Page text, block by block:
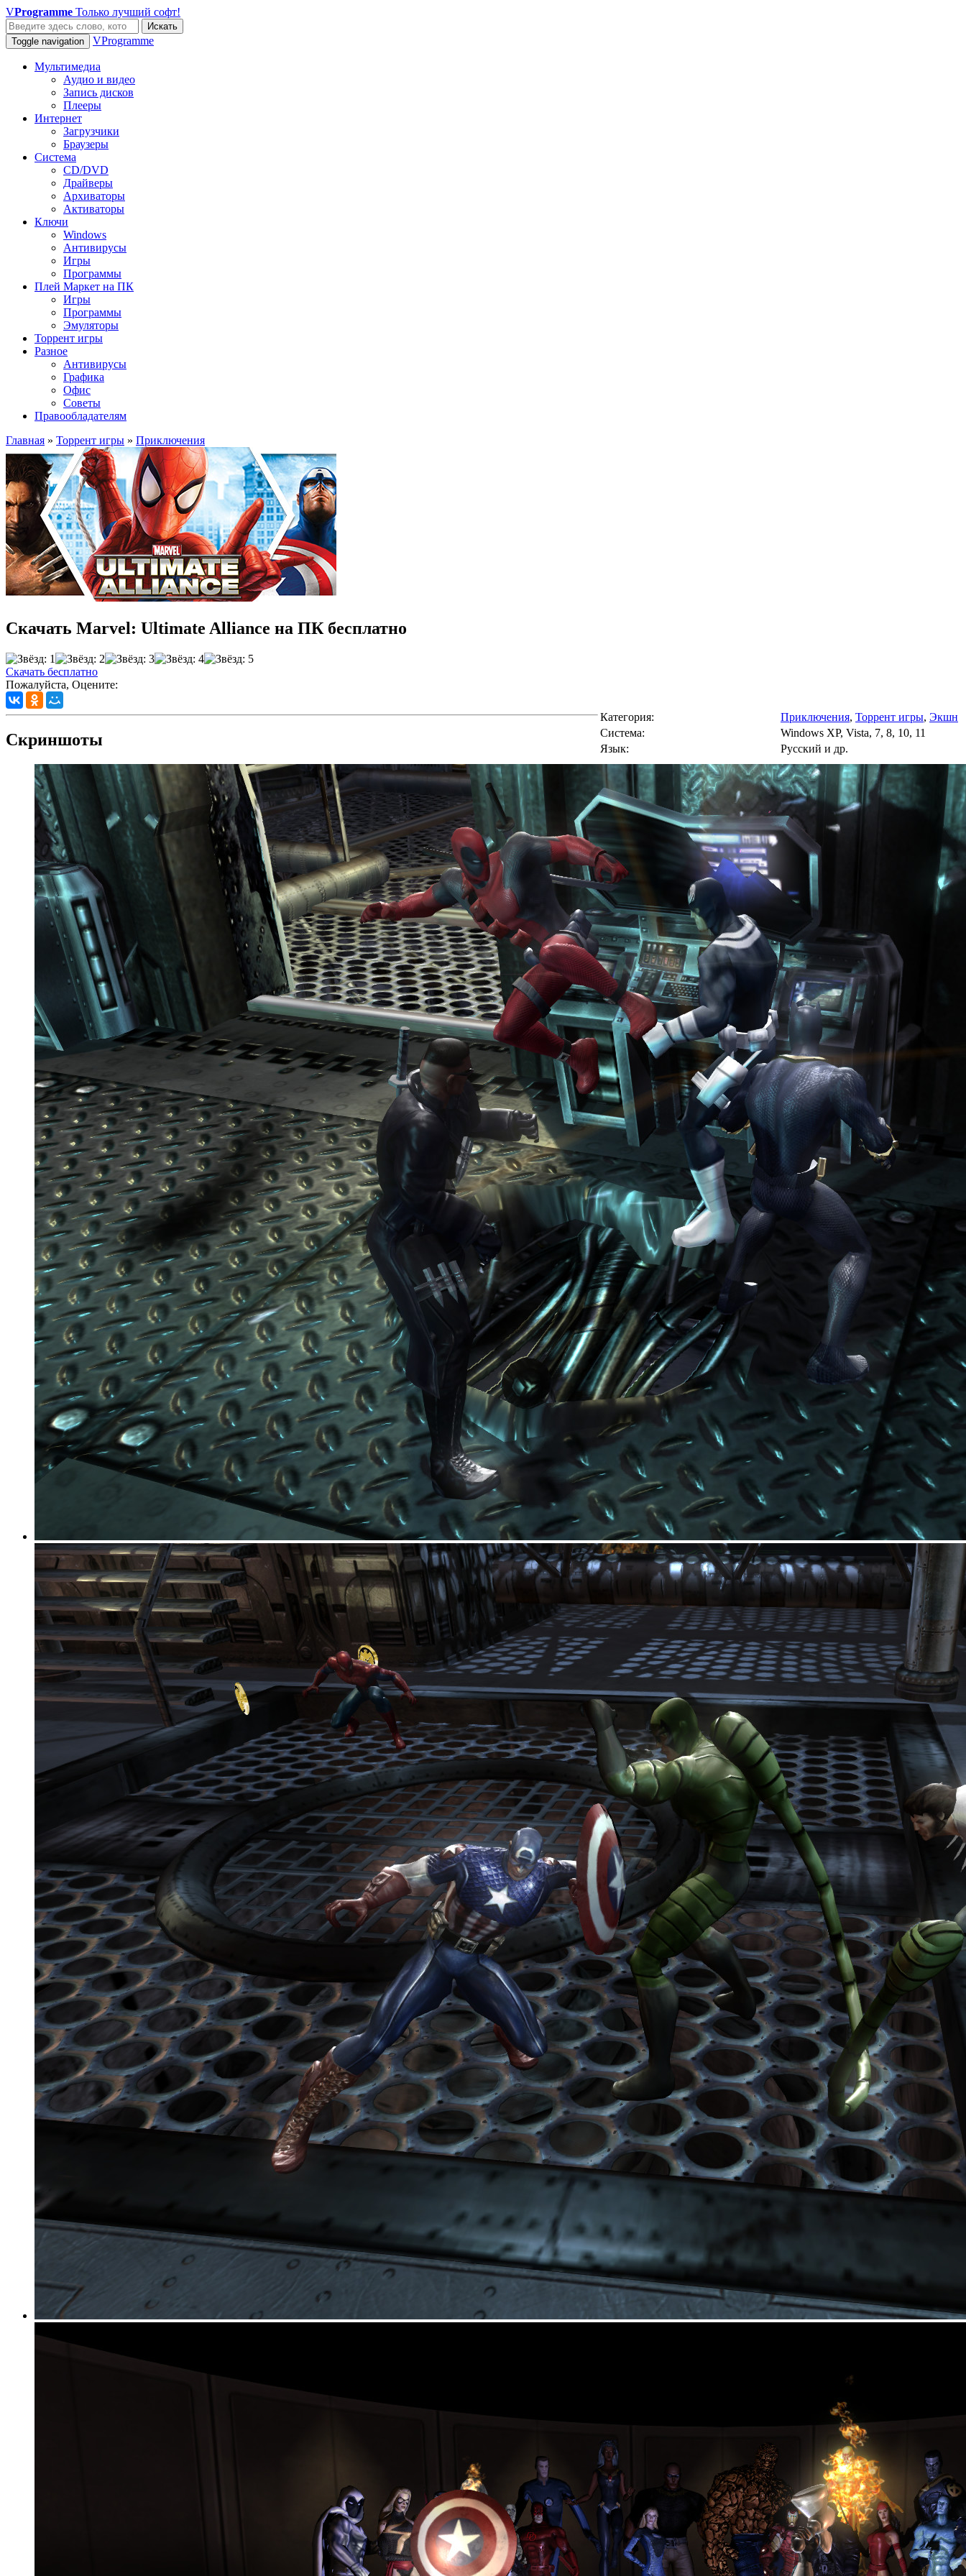
VProgramme Только лучший софт!
Искать
Toggle navigation
VProgramme
Мультимедиа
Аудио и видео
Запись дисков
Плееры
Интернет
Загрузчики
Браузеры
Система
CD/DVD
Драйверы
Архиваторы
Активаторы
Ключи
Windows
Антивирусы
Игры
Программы
Плей Маркет на ПК
Игры
Программы
Эмуляторы
Торрент игры
Разное
Антивирусы
Графика
Офис
Советы
Правообладателям
Главная » Торрент игры » Приключения
Скачать Marvel: Ultimate Alliance на ПК бесплатно
Скачать бесплатно
Пожалуйста, Оцените:
Категория: Приключения, Торрент игры, Экшн
Cистема:
Windows XP, Vista, 7, 8, 10, 11
Язык:
Русский и др.
Скриншоты